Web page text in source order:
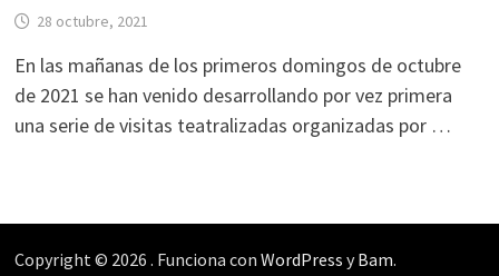
28 octubre, 2021
En las mañanas de los primeros domingos de octubre
de 2021 se han venido desarrollando por vez primera
una serie de visitas teatralizadas organizadas por …
Copyright © 2026 . Funciona con WordPress yBam.